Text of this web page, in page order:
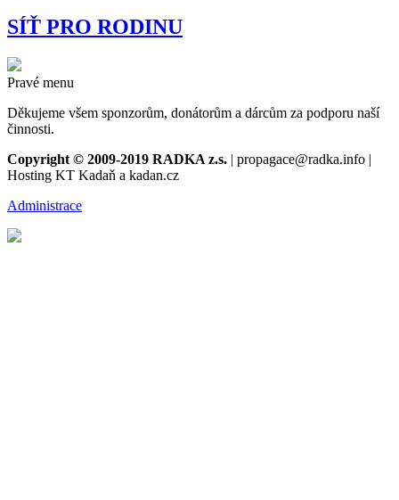
SÍŤ PRO RODINU
Pravé menu
Děkujeme všem sponzorům, donátorům a dárcům za podporu naší
činnosti.
Copyright © 2009-2019 RADKA z.s. | propagace@radka.info |
Hosting KT Kadaň a kadan.cz
Administrace